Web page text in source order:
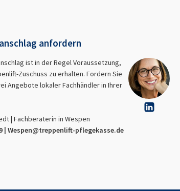
anfordern
ist in der Regel Voraussetzung,
Zuschuss zu erhalten. Fordern Sie
Angebote lokaler Fachhändler in Ihrer
| Fachberaterin in Wespen
| Wespen@treppenlift-pflegekasse.de